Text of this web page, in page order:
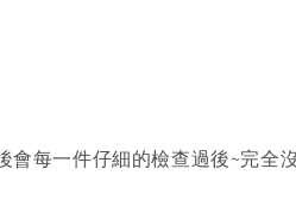
每一件仔細的檢查過後~完全